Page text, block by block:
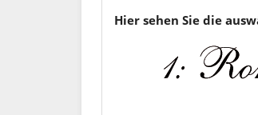
Hier sehen Sie die